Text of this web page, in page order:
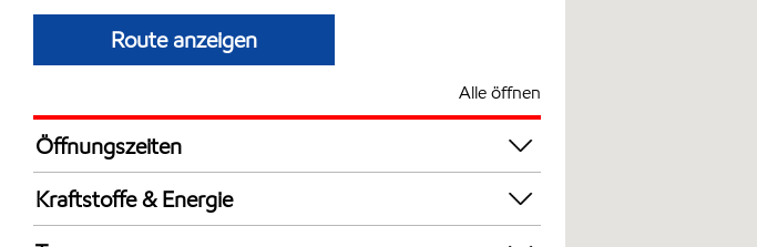
Route anzeigen
Alle öffnen
Öffnungszeiten
Mon
Die
Kraftstoffe & Energie
Synergy Supreme+ Bleifrei 98